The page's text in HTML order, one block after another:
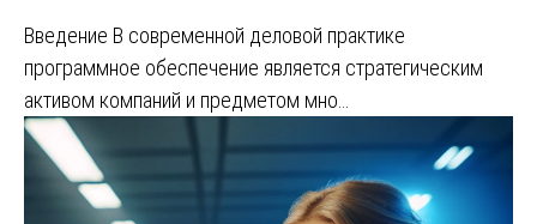
Введение В современной деловой практике
программное обеспечение является стратегическим
активом компаний и предметом мно…